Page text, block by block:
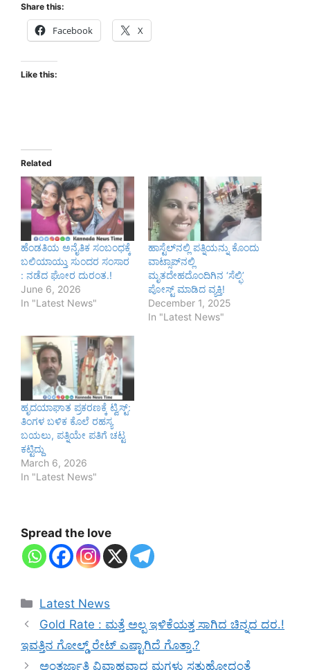
Share this:
Facebook X
Like this:
Related
ಹೆಂಡತಿಯ ಅನೈತಿಕ ಸಂಬಂಧಕ್ಕೆ
ಬಲಿಯಾಯ್ತು ಸುಂದರ ಸಂಸಾರ
: ನಡೆದ ಘೋರ ದುರಂತ.!
June 6, 2026
In "Latest News"
ಹಾಸ್ಟೆಲ್‌ನಲ್ಲಿ ಪತ್ನಿಯನ್ನು ಕೊಂದು
ವಾಟ್ಸಾಪ್‌ನಲ್ಲಿ
ಮೃತದೇಹದೊಂದಿಗಿನ ‘ಸೆಲ್ಫಿ’
ಪೋಸ್ಟ್ ಮಾಡಿದ ವ್ಯಕ್ತಿ!
December 1, 2025
In "Latest News"
ಹೃದಯಾಘಾತ ಪ್ರಕರಣಕ್ಕೆ ಟ್ವಿಸ್ಟ್:
ತಿಂಗಳ ಬಳಿಕ ಕೊಲೆ ರಹಸ್ಯ
ಬಯಲು, ಪತ್ನಿಯೇ ಪತಿಗೆ ಚಟ್ಟ
ಕಟ್ಟಿದ್ದು
March 6, 2026
In "Latest News"
Spread the love
Categories
Latest News
Gold Rate : ಮತ್ತೆ ಅಲ್ಪ ಇಳಿಕೆಯತ್ತ ಸಾಗಿದ ಚಿನ್ನದ ದರ.!
ಇವತ್ತಿನ ಗೋಲ್ಡ್ ರೇಟ್ ಎಷ್ಟಾಗಿದೆ ಗೊತ್ತಾ.?
ಅಂತರ್ಜಾತಿ ವಿವಾಹವಾದ ಮಗಳು ಸತ್ತುಹೋದಂತೆ